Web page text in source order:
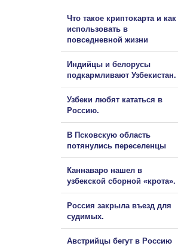
Что такое криптокарта и как
использовать в
повседневной жизни
Индийцы и белорусы
подкармливают Узбекистан.
Узбеки любят кататься в
Россию.
В Псковскую область
потянулись переселенцы
Каннаваро нашел в
узбекской сборной «крота».
Россия закрыла въезд для
судимых.
Австрийцы бегут в Россию